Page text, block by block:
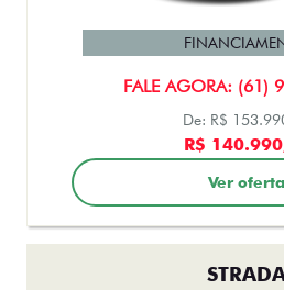
FALE AGORA: (61)
De: R$
R$
Ver oferta